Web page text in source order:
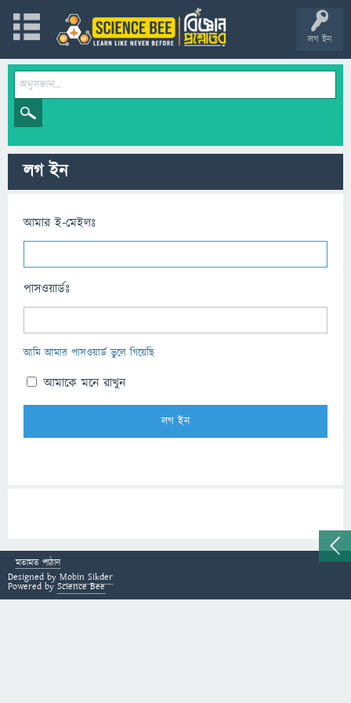
লগ ইন
লগ ইন
আমার ই-মেইলঃ
পাসওয়ার্ডঃ
আমি আমার পাসওয়ার্ড ভুলে গিয়েছি
আমাকে মনে রাখুন
মতামত পাঠান
Designed by Mobin Sikder
Powered by Science Bee